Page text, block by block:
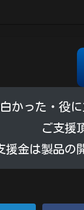
かった・役
ご支援
援金は製品の